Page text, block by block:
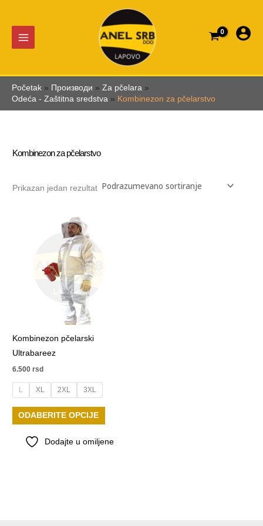
sadržaj
Početak Производи
Za pčelara
Odeća - Zaštitna sredstva
Kombinezon za pčelarstvo
Kombinezon za pčelarstvo
Prikazan jedan rezultat
Kombinezon pčelarski
Ultrabareez
6.500rsd
L XL 2XL 3XL
ODABERITE OPCIJE
Ovaj
proizvod
ima
Dodajte u omiljene